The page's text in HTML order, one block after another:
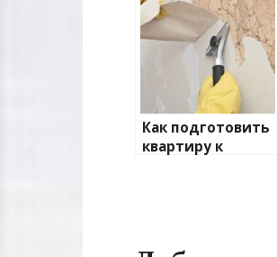
Как подготовить
квартиру к